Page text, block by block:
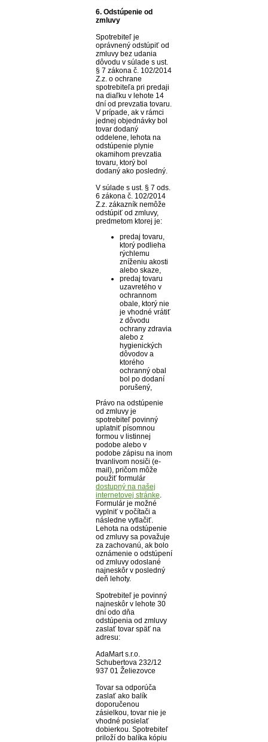
6. Odstúpenie od
zmluvy
Spotrebiteľ je
oprávnený odstúpiť od
zmluvy bez udania
dôvodu v súlade s ust.
§ 7 zákona č. 102/2014
Z.z. o ochrane
spotrebiteľa pri predaji
na diaľku v lehote 14
dní od prevzatia tovaru.
V prípade, ak v rámci
jednej objednávky bol
tovar dodaný
oddelene, lehota na
odstúpenie plynie
okamihom prevzatia
tovaru, ktorý bol
dodaný ako posledný.
V súlade s ust. § 7 ods.
6 zákona č. 102/2014
Z.z. zákazník nemôže
odstúpiť od zmluvy,
predmetom ktorej je:
predaj tovaru,
ktorý podlieha
rýchlemu
zníženiu akosti
alebo skaze,
predaj tovaru
uzavretého v
ochrannom
obale, ktorý nie
je vhodné vrátiť
z dôvodu
ochrany zdravia
alebo z
hygienických
dôvodov a
ktorého
ochranný obal
bol po dodaní
porušený,
Právo na odstúpenie
od zmluvy je
spotrebiteľ povinný
uplatniť písomnou
formou v listinnej
podobe alebo v
podobe zápisu na inom
trvanlivom nosiči (e-
mail), pričom môže
použiť formulár
dostupný na našej
internetovej stránke.
Formulár je možné
vyplniť v počítači a
následne vytlačiť.
Lehota na odstúpenie
od zmluvy sa považuje
za zachovanú, ak bolo
oznámenie o odstúpení
od zmluvy odoslané
najneskôr v posledný
deň lehoty.
Spotrebiteľ je povinný
najneskôr v lehote 30
dní odo dňa
odstúpenia od zmluvy
zaslať tovar späť na
adresu:
AdaMart s.r.o.
Schubertova 232/12
937 01 Želiezovce
Tovar sa odporúča
zaslať ako balík
doporučenou
zásielkou, tovar nie je
vhodné posielať
dobierkou. Spotrebiteľ
priloží do balíka kópiu